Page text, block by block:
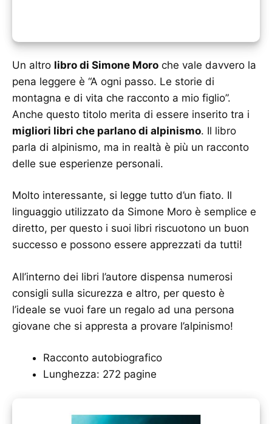
Un altro libro di Simone Moro che vale davvero la
pena leggere è “A ogni passo. Le storie di
montagna e di vita che racconto a mio figlio”.
Anche questo titolo merita di essere inserito tra i
migliori libri che parlano di alpinismo. Il libro
parla di alpinismo, ma in realtà è più un racconto
delle sue esperienze personali.
Molto interessante, si legge tutto d’un fiato. Il
linguaggio utilizzato da Simone Moro è semplice e
diretto, per questo i suoi libri riscuotono un buon
successo e possono essere apprezzati da tutti!
All’interno dei libri l’autore dispensa numerosi
consigli sulla sicurezza e altro, per questo è
l’ideale se vuoi fare un regalo ad una persona
giovane che si appresta a provare l’alpinismo!
Racconto autobiografico
Lunghezza: 272 pagine